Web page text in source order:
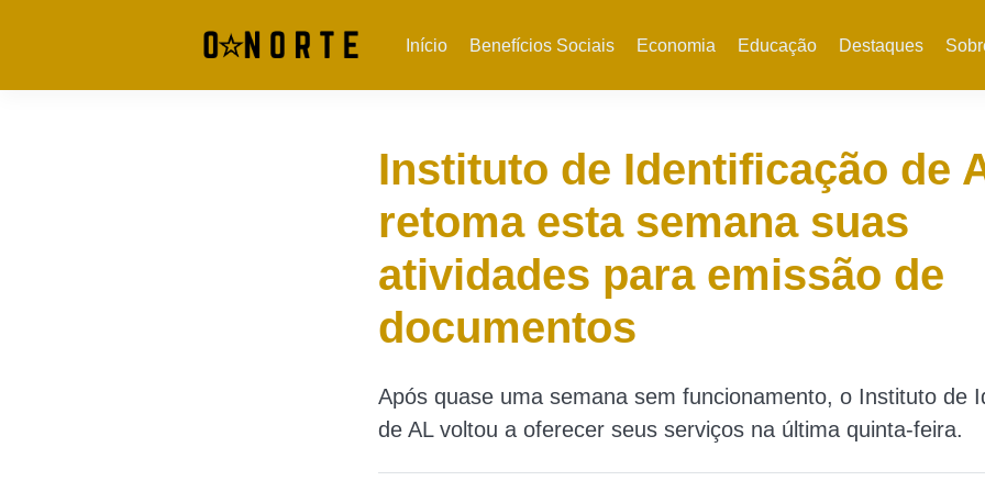
Início Benefícios Sociais Economia Educação Destaques
Instituto de Identificação de
retoma esta semana suas
atividades para emissão de
documentos
Após quase uma semana sem funcionamento, o Instituto de
de AL voltou a oferecer seus serviços na última quinta-feira.